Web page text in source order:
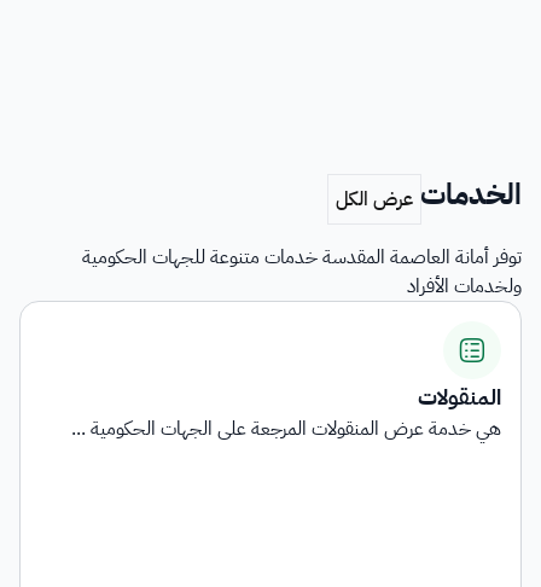
الخدمات
توفر أمانة العاصمة المقدسة خدمات متنوعة للجهات الحكومية
ولخدمات الأفراد
المنقولات
هي خدمة عرض المنقولات المرجعة على الجهات الحكومية ...